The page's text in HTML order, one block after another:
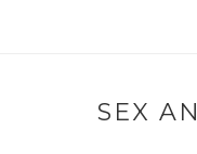
SEX